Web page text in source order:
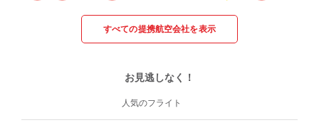
すべての提携航空会社を表示
お見逃しなく！
人気のフライト